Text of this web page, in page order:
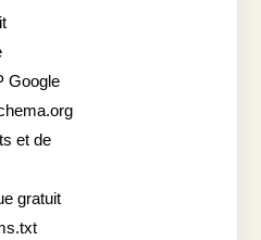
Google
et de
gratuit